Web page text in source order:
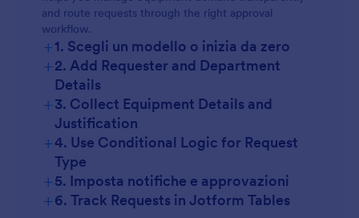
and route requests through the right approval
workflow.
+1. Scegli un modello o inizia da zero
+2. Add Requester and Department
Details
+3. Collect Equipment Details and
Justification
+4. Use Conditional Logic for Request
Type
+5. Imposta notifiche e approvazioni
+6. Track Requests in Jotform Tables